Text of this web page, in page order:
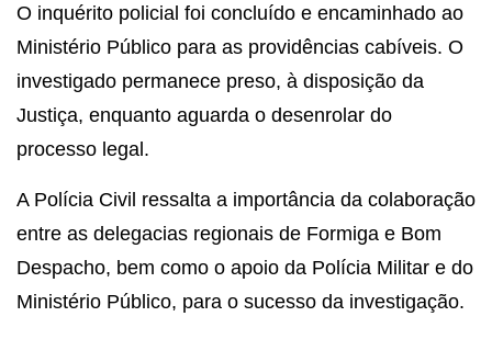
O inquérito policial foi concluído e encaminhado ao
Ministério Público para as providências cabíveis. O
investigado permanece preso, à disposição da
Justiça, enquanto aguarda o desenrolar do
processo legal.
A Polícia Civil ressalta a importância da colaboração
entre as delegacias regionais de Formiga e Bom
Despacho, bem como o apoio da Polícia Militar e do
Ministério Público, para o sucesso da investigação.